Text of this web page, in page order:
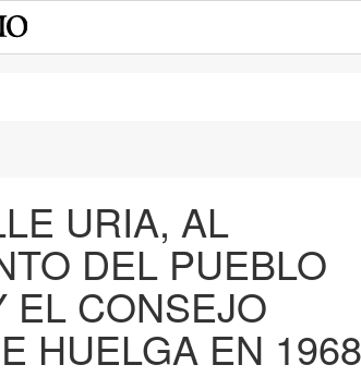
URIA, AL
DEL PUEBLO
EL CONSEJO
HUELGA EN